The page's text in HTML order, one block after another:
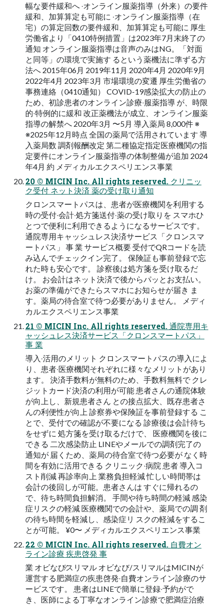
幅な要件緩和へ ‧オンライン服薬指導（外来）の要件
緩和、加算算定も可能に ‧オンライン服薬指導（在
宅）の算定回数の要件緩和、加算算定も可能に 厚⽣
労働省より「0410特例措置」は2023年7⽉末終了の
通知 オンライン服薬指導は⾳声のみはNG。「対⾯
と同等」の環境で実施す るという薬機法に準ずる⽅
法へ 2015年06⽉ 2019年11⽉ 2020年4⽉ 2020年9⽉
2022年4⽉ 2023年3⽉ 市場環境の変遷 厚⽣労働省の
事務連絡（0410通知） COVID-19感染拡⼤の防⽌の
ため、初診患者のオンライン診療‧服薬指導 が、時限
的‧特例的に緩和 改正薬機法が成⽴、オンライン服薬
指導の解禁へ 2020年3⽉ 〜5⽉ 導⼊薬局 8,000件 ※
※2025年12月時点 全国の薬局で活⽤されています 導
入薬局数 調剤報酬改定 第⼆種協定指定医療機関の指
定要件にオンライン服薬指導の体制整備が追加 2024
年4⽉ 約 メディカルエクスペリエンス事業
20 © MICIN Inc. All rights reserved. クリニッ
ク受付 ネット決済 薬の受け取り通知
クロンスマートパスは、患者が医療機関を利⽤する
時の受付‧会計‧処⽅箋送付‧薬の受け取りを スマホひ
とつで便利に利⽤できるようになるサービスです。
通院専⽤キャッシュレス決済サービス「クロンスマ
ートパス」 事 業 サービス概要 受付でQRコードを読
み込んでチェックイン完了。 保険証も事前登録で忘
れた時も安⼼です。 診察後は処⽅箋を受け取るだ
け。 お会計はネット決済で後からパッとお⽀払い。
お薬の準備ができたらスマホにお知らせが届き ま
す。薬局の待合室で待つ必要がありません。 メディ
カルエクスペリエンス事業
21 © MICIN Inc. All rights reserved. 通院専⽤キ
ャッシュレス決済サービス「クロンスマートパス」
事 業
導⼊‧活⽤のメリット クロンスマートパスの導⼊によ
り、患者‧医療機関それぞれに様々なメリットがあり
ます。 決済⼿数料が無料のため、⼿数料無料で クレ
ジットカード決済の利⽤が可能 患者さんの通院体験
が向上し、新規患者さん との接点拡⼤、既存患者さ
んの利便性が向上 診察券や保険証を事前登録する こ
とで、受付での確認が不要になる 診療後は会計待ち
をせずに 処⽅箋を受け取るだけで、 医療機関を後に
できる ⼆次感染防⽌ LINEやメールでの調剤完了の
通知が 届くため、薬局の待合室で待つ必要が なく時
間を有効に活⽤できる クリニック‧病院 患者 導⼊コ
スト削減 再診率向上 業務負担軽減 忙しい時間帯は
会計の後回しが可能。患者さんは すぐに帰れるの
で、待ち時間負担解消。 ⼿間や待ち時間の軽減 感染
症リスクの軽減 医療機関での会計や、薬局での調 剤
の待ち時間を軽減し、感染症リ スクの軽減をするこ
とが可能。 ¥0〜 メディカルエクスペリエンス事業
22 © MICIN Inc. All rights reserved. ⾃費オン
ライン診療 疾患啓発 事
業 オビなび∕スリマル オビなび/スリマルはMICINが
運営する肥満症の疾患啓発‧⾃費オンライン診療のサ
ービスです。 患者はLINEで簡単に登録‧予約がで
き、医師による丁寧なオンライン診療で肥満症治療